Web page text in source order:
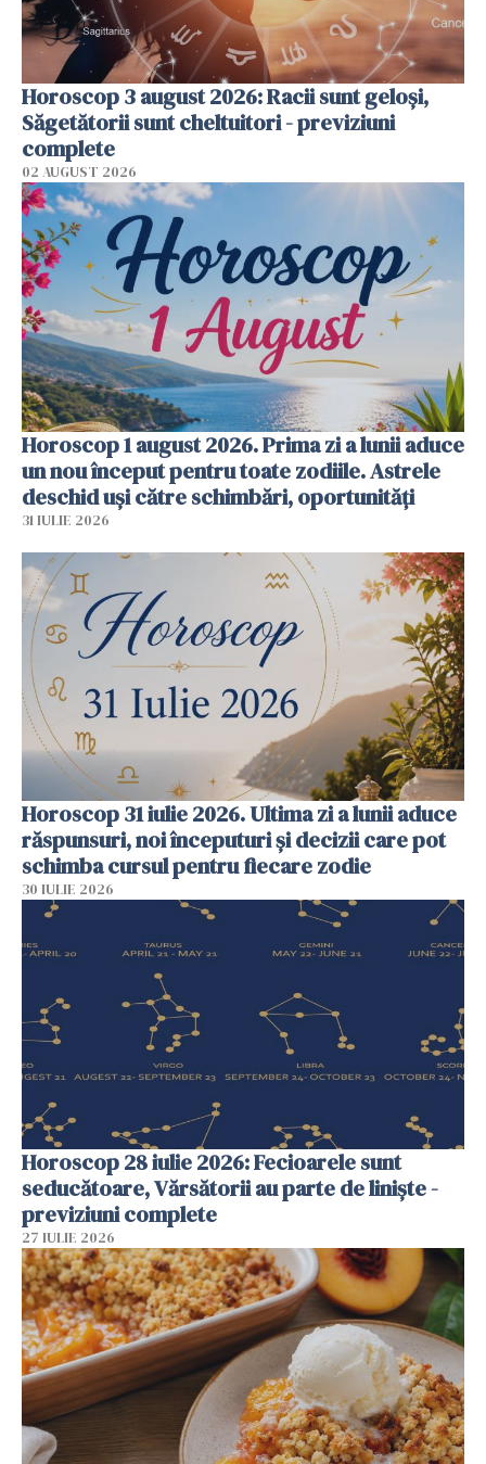
Horoscop 3 august 2026: Racii sunt geloși,
Săgetătorii sunt cheltuitori - previziuni
complete
02 AUGUST 2026
Horoscop 1 august 2026. Prima zi a lunii aduce
un nou început pentru toate zodiile. Astrele
deschid uși către schimbări, oportunități
31 IULIE 2026
Horoscop 31 iulie 2026. Ultima zi a lunii aduce
răspunsuri, noi începuturi și decizii care pot
schimba cursul pentru fiecare zodie
30 IULIE 2026
Horoscop 28 iulie 2026: Fecioarele sunt
seducătoare, Vărsătorii au parte de liniște -
previziuni complete
27 IULIE 2026